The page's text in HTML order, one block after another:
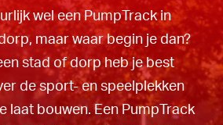
wel een PumpTrack in
maar waar begin je dan?
stad of dorp heb je best
de sport- en speelplekken
laat bouwen. Een PumpTrack